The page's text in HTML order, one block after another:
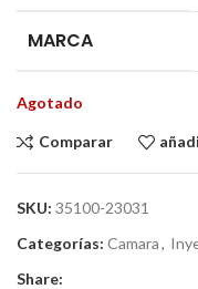
MARCA
Agotado
Comparar
SKU: 35100-23031
Categorías: Camara,
Share: